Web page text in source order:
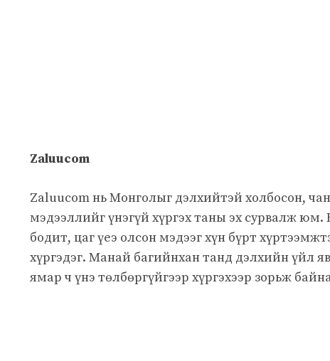
Zaluucom
Zaluucom нь Монголыг дэлхийтэй холбосон,
мэдээллийг үнэгүй хүргэх таны эх сурвалж юм.
бодит, цаг үеэ олсон мэдээг хүн бүрт
хүргэдэг. Манай багийнхан танд дэлхийн үйл
ямар ч үнэ төлбөргүйгээр хүргэхээр зорьж